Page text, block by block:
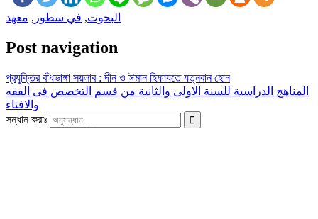
البحوث, في سطور , معهد
Post navigation
প্রযুক্তির বাঁধভাঙ্গা সয়লাব : দীন ও ঈমান হিফাযতে যত্নবান হোন
المناهج الدراسية للسنة الاولى والثانية من قسم التخصص فى الفقه
والافتاء
সন্ধান করাঃ